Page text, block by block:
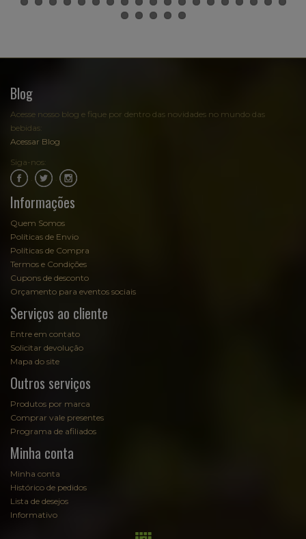
Blog
Acesse nosso blog e fique por dentro das novidades no mundo das
bebidas:
Acessar Blog
Siga-nos:
Informações
Quem Somos
Políticas de Envio
Políticas de Compra
Termos e Condições
Cupons de desconto
Orçamento para eventos sociais
Serviços ao cliente
Entre em contato
Solicitar devolução
Mapa do site
Outros serviços
Produtos por marca
Comprar vale presentes
Programa de afiliados
Minha conta
Minha conta
Histórico de pedidos
Lista de desejos
Informativo